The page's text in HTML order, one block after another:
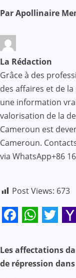
Par Apollinaire
La Rédaction
Grâce à des
des affaires et de
une information
valorisation de la
Cameroun est
Cameroun.
via WhatsApp+86
Post Views: 673
N
a
Les affectations
de répression